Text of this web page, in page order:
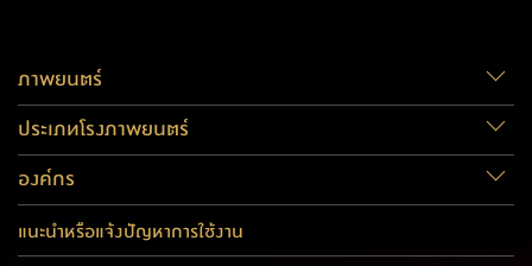
ภาพยนตร์
ประเภทโรงภาพยนตร์
องค์กร
แนะนำหรือแจ้งปัญหาการใช้งาน